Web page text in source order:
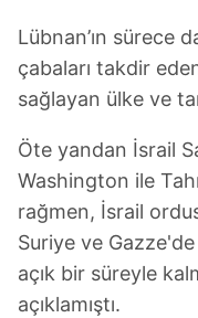
Lübnan’ın sürece
çabaları takdir
sağlayan ülke ve
Öte yandan İsrail
Washington ile
rağmen, İsrail
Suriye ve
açık bir süreyle
açıklamıştı.